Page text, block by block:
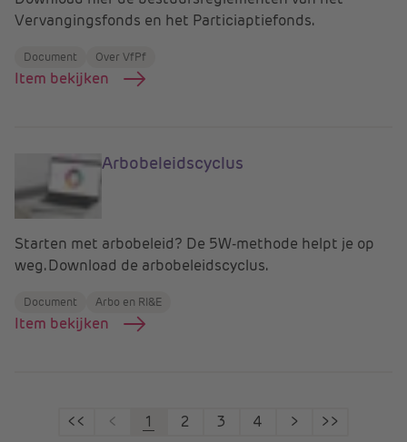
Vervangingsfonds en het Particiaptiefonds.
Document Over VfPf
Item bekijken
Arbobeleidscyclus
Starten met arbobeleid? De 5W-methode helpt je op
weg. Download de arbobeleidscyclus.
Document Arbo en RI&E
Item bekijken
<< < 1 2 3 4 > >>